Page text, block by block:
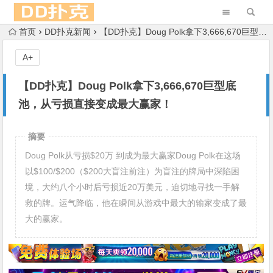
首页 DD扑克新闻 【DD扑克】Doug Polk拿下3,666,670巨型底池，从亏损直接变成最大赢家！
【DD扑克】Doug Polk拿下3,666,670巨型底
池，从亏损直接变成最大赢家！
A+
摘要
Doug Polk从亏损$20万 到成为最大赢家Doug Polk在这场
以$100/$200（$200大盲注前注）为盲注的牌局中深陷困
境，大约八个小时后亏损近20万美元，迫切地寻找一手解
救的牌。运气降临，他在瞬间从游戏中最大的输家变成了最
大的赢家。